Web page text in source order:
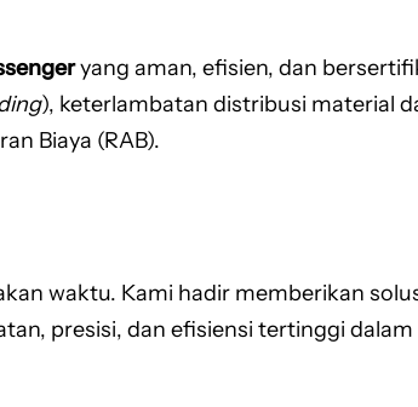
yang aman, efisien, dan
), keterlambatan distribusi material
Biaya (RAB).
waktu. Kami hadir memberikan
presisi, dan efisiensi tertinggi